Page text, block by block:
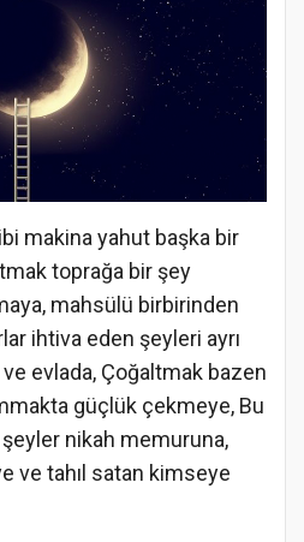
makina yahut başka bir
toprağa bir şey
mahsülü birbirinden
ihtiva eden şeyleri ayrı
evlada, Çoğaltmak bazen
güçlük çekmeye, Bu
nikah memuruna,
ve tahıl satan kimseye